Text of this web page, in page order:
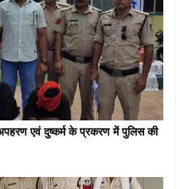
एवं दुष्कर्म के प्रकरण में पुलिस की